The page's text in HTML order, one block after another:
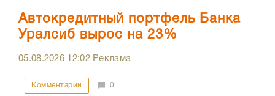
Автокредитный портфель Банка
Уралсиб вырос на 23%
05.08.2026 12:02Реклама
Комментарии 0